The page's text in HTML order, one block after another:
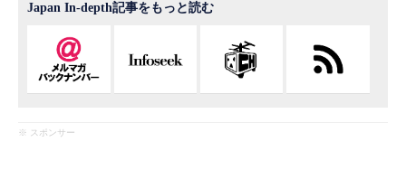
Japan In-depth記事をもっと読む
※ スポンサー